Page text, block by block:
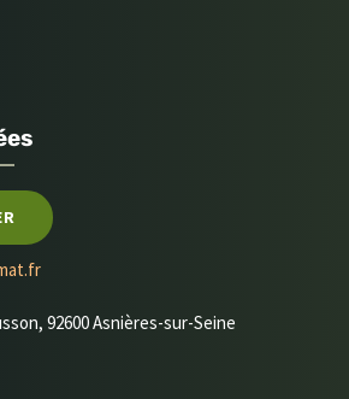
92600 Asnières-sur-Seine